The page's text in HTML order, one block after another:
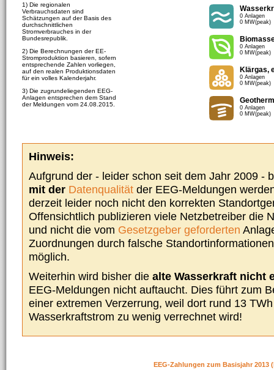
1) Die regionalen
Verbrauchsdaten sind
Schätzungen auf der Basis des
durchschnittlichen
Stromverbrauches in der
Bundesrepublik.
2) Die Berechnungen der EE-
Stromproduktion basieren, sofern
entsprechende Zahlen vorliegen,
auf den realen Produktionsdaten
für ein volles Kalenderjahr.
3) Die zugrundeliegenden EEG-
Anlagen entsprechen dem Stand
der Meldungen vom 24.08.2015.
0 Anlagen
0 MW(peak)
0 Anlagen
0 MW(peak)
Klärgas,
0 Anlagen
0 MW(peak)
0 Anlagen
0 MW(peak)
Hinweis:
Aufgrund der - leider schon seit dem Jahr 2009 -
mit der Datenqualität der EEG-Meldungen
derzeit leider noch nicht den korrekten
Offensichtlich publizieren viele Netzbetreiber die
und nicht die vom Gesetzgeber geforderten
Zuordnungen durch falsche
möglich.
Weiterhin wird bisher die alte Wasserkraft nicht
EEG-Meldungen nicht auftaucht. Dies führt zum
einer extremen Verzerrung, weil dort rund 13
Wasserkraftstrom zu wenig verrechnet wird!
EEG-Zahlungen zum Basisjahr 2013